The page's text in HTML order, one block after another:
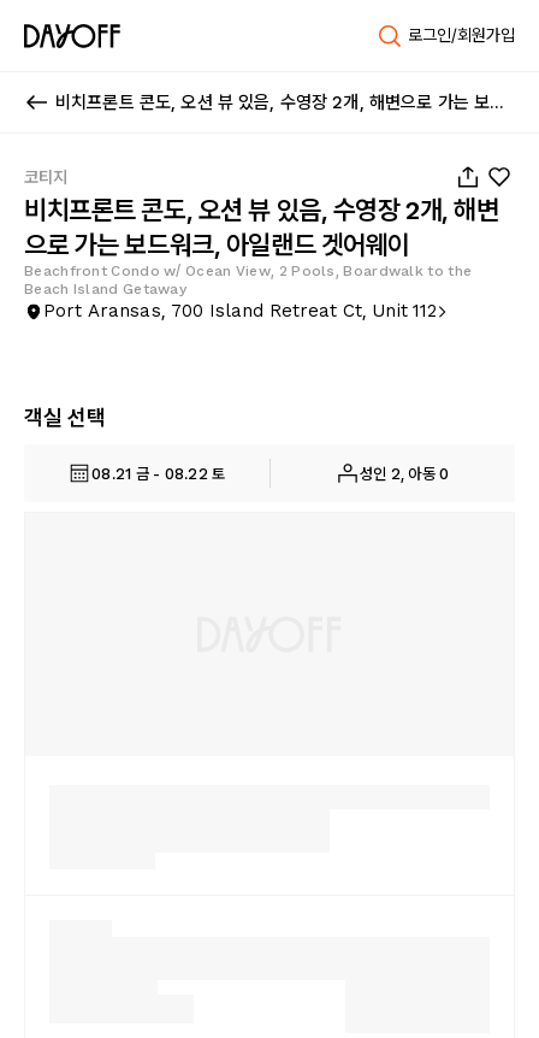
로그인/회원가입
비치프론트 콘도, 오션 뷰 있음, 수영장 2개, 해변으로 가는 보드워크, 아일랜드 겟어웨이
코티지
비치프론트 콘도, 오션 뷰 있음, 수영장 2개, 해변
으로 가는 보드워크, 아일랜드 겟어웨이
Beachfront Condo w/ Ocean View, 2 Pools, Boardwalk to the
Beach Island Getaway
Port Aransas, 700 Island Retreat Ct, Unit 112
객실 선택
08.21 금 - 08.22 토 성인 2, 아동 0